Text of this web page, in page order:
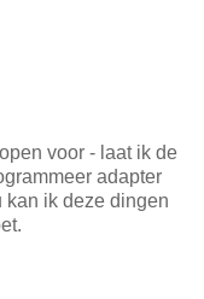
voor - laat ik de
adapter
kan ik deze dingen